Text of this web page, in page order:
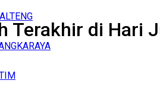
Terakhir di Hari